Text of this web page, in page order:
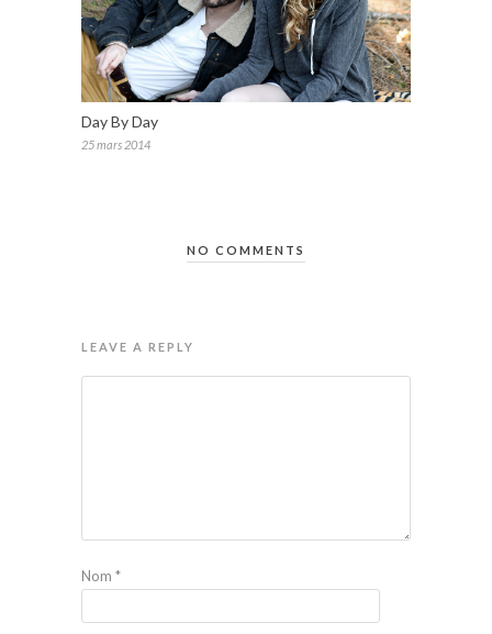
Day By Day
25 mars 2014
NO COMMENTS
LEAVE A REPLY
Nom *